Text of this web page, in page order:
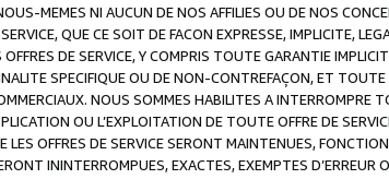
MEMES NI AUCUN DE NOS AFFILIES OU DE NOS
QUE CE SOIT DE FACON EXPRESSE, IMPLICITE,
DE SERVICE, Y COMPRIS TOUTE GARANTIE
SPECIFIQUE OU DE NON-CONTREFAÇON, ET
NOUS SOMMES HABILITES A INTERROMPRE
OU L’EXPLOITATION DE TOUTE OFFRE DE
OFFRES DE SERVICE SERONT MAINTENUES,
ININTERROMPUES, EXACTES, EXEMPTES